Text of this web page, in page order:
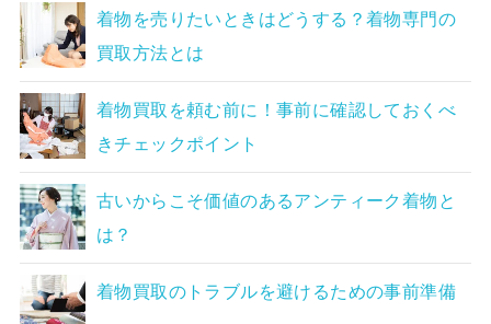
着物を売りたいときはどうする？着物専門の
買取方法とは
着物買取を頼む前に！事前に確認しておくべ
きチェックポイント
古いからこそ価値のあるアンティーク着物と
は？
着物買取のトラブルを避けるための事前準備